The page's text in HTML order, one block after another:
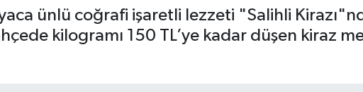
ünlü coğrafi işaretli lezzeti "Salihli
kilogramı 150 TL’ye kadar düşen kiraz